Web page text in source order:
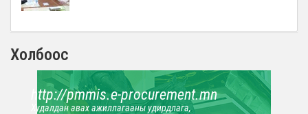
Холбоос
http://pmmis.e-procurement.mn
Худалдан авах ажиллагааны удирдлага,